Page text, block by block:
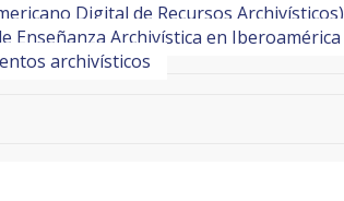
Digital de Recursos Archivísticos)
Enseñanza Archivística en Iberoamérica
archivísticos